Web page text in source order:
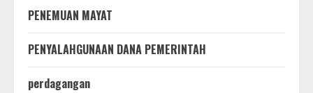
PENEMUAN MAYAT
PENYALAHGUNAAN DANA PEMERINTAH
perdagangan